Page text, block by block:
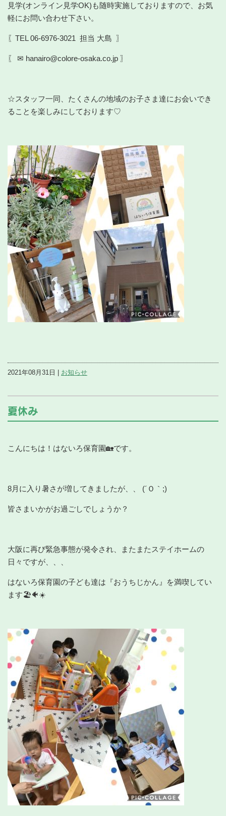
見学(オンライン見学OK)も随時実施しておりますので、お気
軽にお問い合わせ下さい。
〖TEL 06-6976-3021 担当 大島 〗
〖 ✉ hanairo@colore-osaka.co.jp 〗
☆スタッフ一同、たくさんの地域のお子さま達にお会いでき
ることを楽しみにしております♡
2021年08月31日 | お知らせ
夏休み
こんにちは！はないろ保育園🏡です。
8月に入り暑さが増してきましたが、、 (´Ｏ｀;)
皆さまいかがお過ごしでしょうか？
大阪に再び緊急事態が発令され、またまたステイホームの
日々ですが、、、
はないろ保育園の子ども達は『おうちじかん』を満喫してい
ます🏖🐠☀️